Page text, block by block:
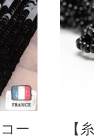
ー
【